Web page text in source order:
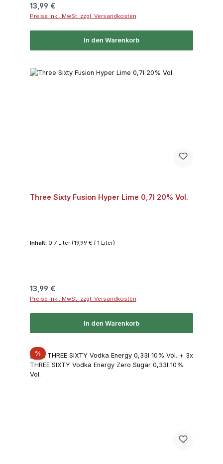
Regulärer Preis:
13,99 €
Preise inkl. MwSt. zzgl. Versandkosten
In den Warenkorb
Three Sixty Fusion Hyper Lime 0,7l 20% Vol.
Inhalt: 0.7 Liter (19,99 € / 1 Liter)
Regulärer Preis:
13,99 €
Preise inkl. MwSt. zzgl. Versandkosten
In den Warenkorb
%Rabatt